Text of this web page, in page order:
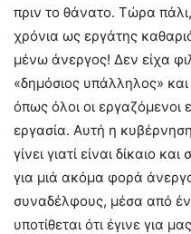
πριν το θάνατο. Τώρα
χρόνια ως εργάτης
μένω άνεργος! Δεν είχα
«δημόσιος υπάλληλος» και
όπως όλοι οι εργαζόμενοι
εργασία. Αυτή η
γίνει γιατί είναι δίκαιο
για μιά ακόμα φορά
συναδέλφους, μέσα από
υποτίθεται ότι έγινε για